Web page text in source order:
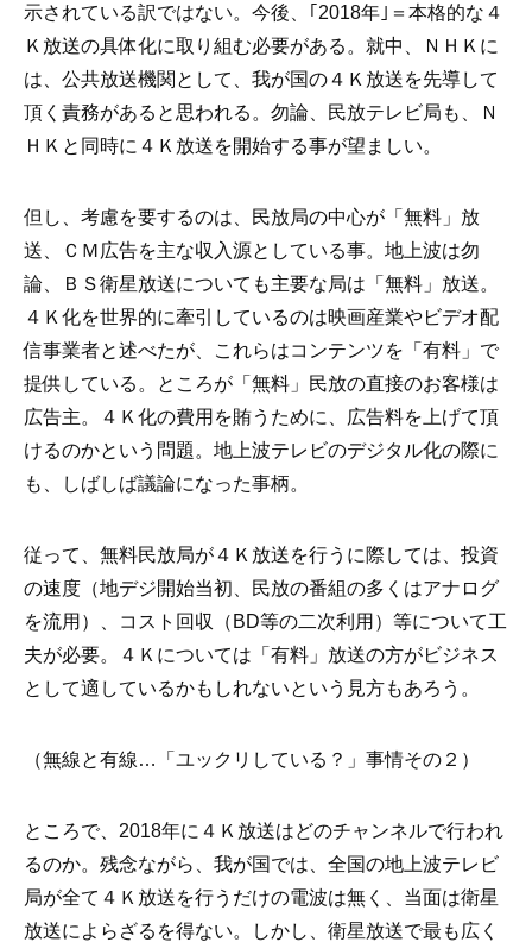
示されている訳ではない。今後、｢2018年｣＝本格的な４
Ｋ放送の具体化に取り組む必要がある。就中、ＮＨＫに
は、公共放送機関として、我が国の４Ｋ放送を先導して
頂く責務があると思われる。勿論、民放テレビ局も、Ｎ
ＨＫと同時に４Ｋ放送を開始する事が望ましい。
但し、考慮を要するのは、民放局の中心が「無料」放
送、ＣＭ広告を主な収入源としている事。地上波は勿
論、ＢＳ衛星放送についても主要な局は「無料」放送。
４Ｋ化を世界的に牽引しているのは映画産業やビデオ配
信事業者と述べたが、これらはコンテンツを「有料」で
提供している。ところが「無料」民放の直接のお客様は
広告主。４Ｋ化の費用を賄うために、広告料を上げて頂
けるのかという問題。地上波テレビのデジタル化の際に
も、しばしば議論になった事柄。
従って、無料民放局が４Ｋ放送を行うに際しては、投資
の速度（地デジ開始当初、民放の番組の多くはアナログ
を流用）、コスト回収（BD等の二次利用）等について工
夫が必要。４Ｋについては「有料」放送の方がビジネス
として適しているかもしれないという見方もあろう。
（無線と有線…「ユックリしている？」事情その２）
ところで、2018年に４Ｋ放送はどのチャンネルで行われ
るのか。残念ながら、我が国では、全国の地上波テレビ
局が全て４Ｋ放送を行うだけの電波は無く、当面は衛星
放送によらざるを得ない。しかし、衛星放送で最も広く